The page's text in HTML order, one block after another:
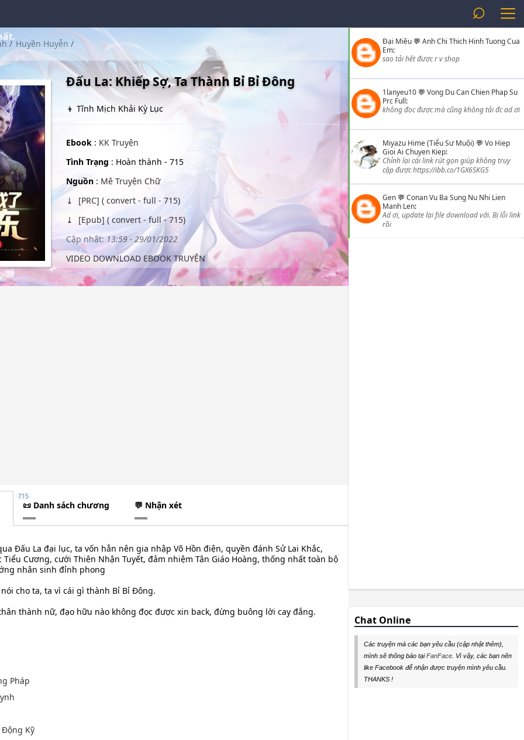
⌕
/ Huyền Huyễn /
Đấu La: Khiếp Sợ, Ta Thành Bỉ Bỉ Đông
👦 Tĩnh Mịch Khải Kỳ Lục
Ebook : KK Truyện
Tình Trạng : Hoàn thành - 715
Nguồn: Mê Truyện Chữ
[PRC] ( convert - full - 715)
[Epub] ( convert - full - 715)
Cập nhật:13:59 - 29/01/2022
VIDEO DOWNLOAD EBOOK TRUYỆN
📜 Danh sách chương
715
💬 Nhận xét
Đấu La đại lục, ta vốn hẳn nên gia nhập Võ Hồn điện, quyền đánh Sử Lai Khắc,
Tiểu Cương, cưới Thiên Nhận Tuyết, đảm nhiệm Tân Giáo Hoàng, thống nhất toàn bộ
nhân sinh đỉnh phong
cho ta, ta vì cái gì thành Bỉ Bỉ Đông.
thành nữ, đạo hữu nào không đọc được xin back, đừng buông lời cay đắng.
Pháp
Động Kỹ
Đại Miêu 💬 Anh Chi Thich Hinh Tuong Cua
Em:
sao tải hết được r v shop
1lanyeu10 💬 Vong Du Can Chien Phap Su
Prc Full:
không đọc được mà cũng không tải đc ad ơi
Miyazu Hime (Tiểu Sư Muội) 💬 Vo Hiep
Gioi Ai Chuyen Kiep:
Chỉnh lại cái link rút gọn giúp không truy
cập được https://ibb.co/1GX6SKG5
Gen 💬 Conan Vu Ba Sung Nu Nhi Lien
Manh Len:
Ad ơi, update lại file download với. Bị lỗi link
rồi
Chat Online
Các truyện mà các bạn yêu cầu (cập nhật thêm),
mình sẽ thông báo tạiFanFace . Vì vậy, các bạn nên
like Facebook để nhận được truyện mình yêu cầu.
THANKS !